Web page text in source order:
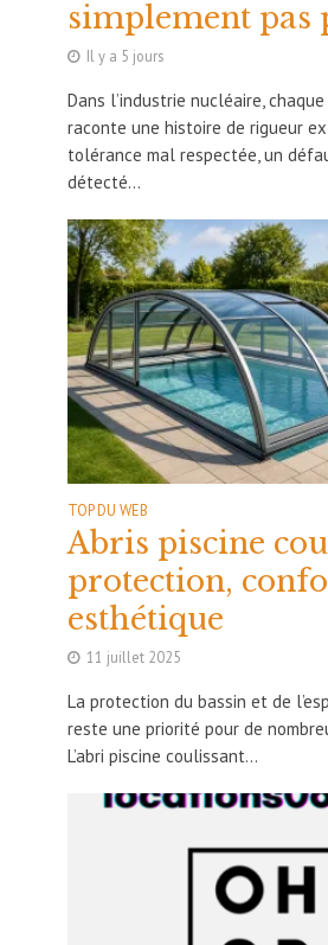
simplement pas
Il y a 5 jours
Dans l’industrie nucléaire,
raconte une histoire de rigueur
tolérance mal respectée, un
détecté...
TOP DU WEB
Abris piscine
protection,
esthétique
11 juillet 2025
La protection du bassin et de
reste une priorité pour de
L’abri piscine coulissant...